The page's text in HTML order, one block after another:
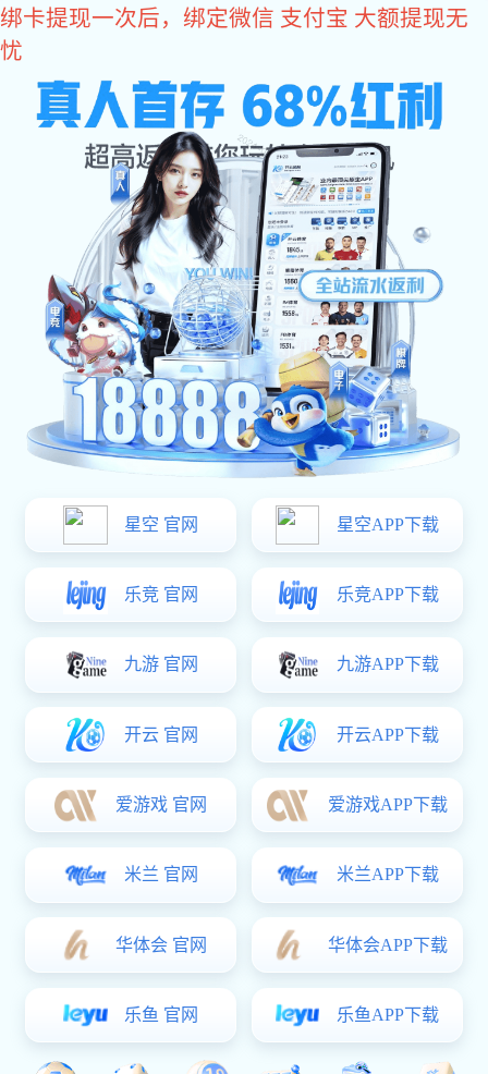
星空电子
国正星空电子 阳台不锈钢护栏
您所在的位置：星空电子>护栏专区> 连接配件
护栏专区
应用各大场景的安全防护
星空电子:· 阳台不锈钢护栏
星空电子:· 楼梯不锈钢护栏
· 商场护栏
· 道路观景护栏
· 桥梁护栏
· 玻璃护栏
更多>>
< 立即咨询